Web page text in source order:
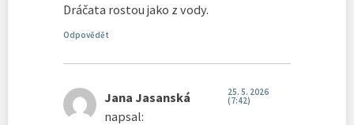
Dráčata rostou jako z vody.
Odpovědět
Jana Jasanská
napsal:
25. 5. 2026
(7:42)